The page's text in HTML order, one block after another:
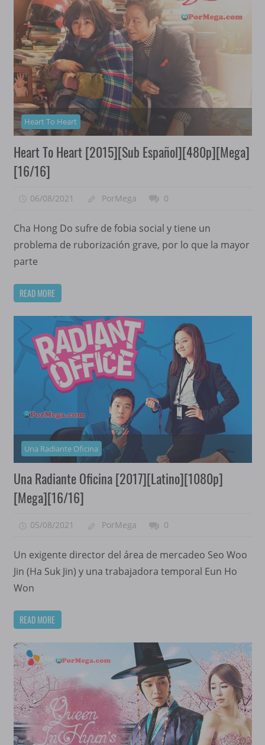
Heart To Heart
Heart To Heart [2015][Sub Español][480p][Mega]
[16/16]
06/08/2021 PorMega 0
Cha Hong Do sufre de fobia social y tiene un
problema de ruborización grave, por lo que la mayor
parte
READ MORE
Una Radiante Oficina
Una Radiante Oficina [2017][Latino][1080p]
[Mega][16/16]
05/08/2021 PorMega 0
Un exigente director del área de mercadeo Seo Woo
Jin (Ha Suk Jin) y una trabajadora temporal Eun Ho
Won
READ MORE